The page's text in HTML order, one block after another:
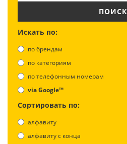
ПОИСК
Искать по:
по брендам
по категориям
по телефонным номерам
via Google™
Сортировать по:
алфавиту
aлфавиту с конца